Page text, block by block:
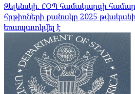
Զելենսկի. ՀՕՊ համակարգի
հրթիռների քանակը 2025
եռապատկվել է